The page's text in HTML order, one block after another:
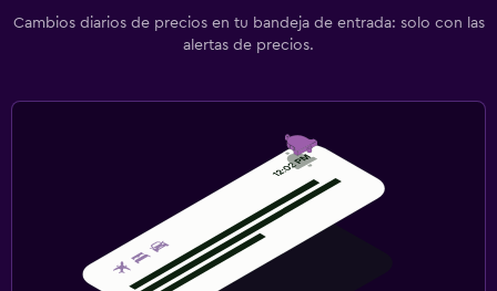
Cambios diarios de precios en tu bandeja de entrada: solo con las
alertas de precios.